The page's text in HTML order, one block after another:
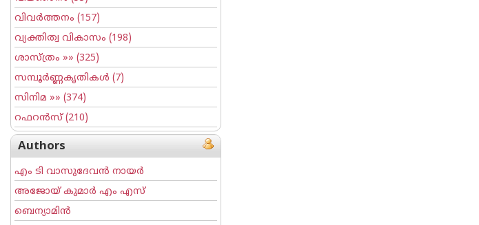
വിവര്‍ത്തനം (157)
വ്യക്തിത്വ വികാസം (198)
ശാസ്ത്രം »» (325)
സമ്പൂര്‍ണ്ണകൃതികള്‍ (7)
സിനിമ »» (374)
റഫറന്‍സ്(210)
Authors
എം ടി വാസുദേവന്‍ നായര്‍
അജോയ് കുമാര്‍ എം എസ്
ബെന്യാമിന്‍